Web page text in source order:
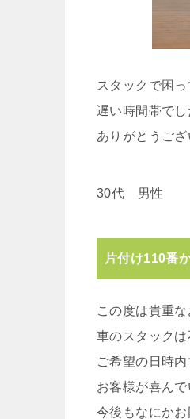
スタックで困っ
遅い時間帯でし
ありがとうござ
30代 男性
片付け110番
この度は貴重
車のスタックは
ご希望の日時
お客様が喜ん
今後もなにか